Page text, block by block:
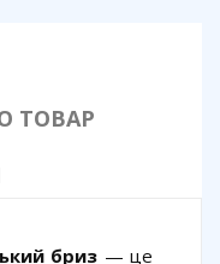
ТОВАР
бриз — це